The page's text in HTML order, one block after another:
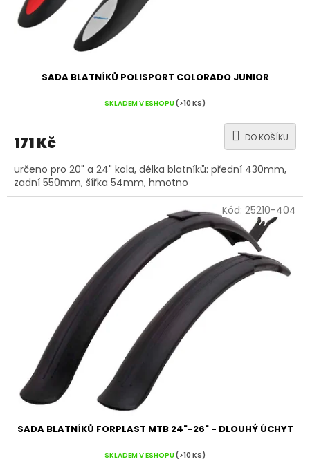
SADA BLATNÍKŮ POLISPORT COLORADO JUNIOR
SKLADEM V ESHOPU(>10 KS)
171 Kč DO KOŠÍKU
určeno pro 20" a 24" kola, délka blatníků: přední 430mm,
zadní 550mm, šířka 54mm, hmotno
SADA BLATNÍKŮ FORPLAST MTB 24"-26" - DLOUHÝ ÚCHYT
SKLADEM V ESHOPU(>10 KS)
Kód: 25210-404